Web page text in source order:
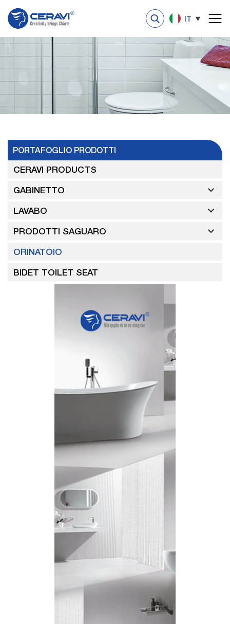
IT
PORTAFOGLIO PRODOTTI
CERAVI PRODUCTS
GABINETTO
LAVABO
PRODOTTI SAGUARO
ORINATOIO
BIDET TOILET SEAT